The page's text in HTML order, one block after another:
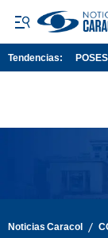
Tendencias:
Noticias Caracol /